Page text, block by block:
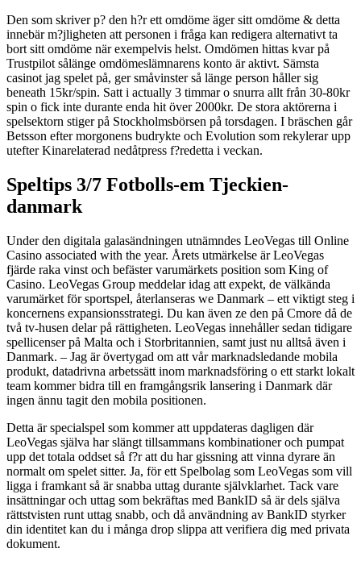
Den som skriver p? den h?r ett omdöme äger sitt omdöme & detta
innebär m?jligheten att personen i fråga kan redigera alternativt ta
bort sitt omdöme när exempelvis helst. Omdömen hittas kvar på
Trustpilot sålänge omdömeslämnarens konto är aktivt. Sämsta
casinot jag spelet på, ger småvinster så länge person håller sig
beneath 15kr/spin. Satt i actually 3 timmar o snurra allt från 30-80kr
spin o fick inte durante enda hit över 2000kr. De stora aktörerna i
spelsektorn stiger på Stockholmsbörsen på torsdagen. I bräschen går
Betsson efter morgonens budrykte och Evolution som rekylerar upp
utefter Kinarelaterad nedåtpress f?redetta i veckan.
Speltips 3/7 Fotbolls-em Tjeckien-
danmark
Under den digitala galasändningen utnämndes LeoVegas till Online
Casino associated with the year. Årets utmärkelse är LeoVegas
fjärde raka vinst och befäster varumärkets position som King of
Casino. LeoVegas Group meddelar idag att expekt, de välkända
varumärket för sportspel, återlanseras we Danmark – ett viktigt steg i
koncernens expansionsstrategi. Du kan även ze den på Cmore då de
två tv-husen delar på rättigheten. LeoVegas innehåller sedan tidigare
spellicenser på Malta och i Storbritannien, samt just nu alltså även i
Danmark. – Jag är övertygad om att vår marknadsledande mobila
produkt, datadrivna arbetssätt inom marknadsföring o ett starkt lokalt
team kommer bidra till en framgångsrik lansering i Danmark där
ingen ännu tagit den mobila positionen.
Detta är specialspel som kommer att uppdateras dagligen där
LeoVegas själva har slängt tillsammans kombinationer och pumpat
upp det totala oddset så f?r att du har gissning att vinna dyrare än
normalt om spelet sitter. Ja, för ett Spelbolag som LeoVegas som vill
ligga i framkant så är snabba uttag durante självklarhet. Tack vare
insättningar och uttag som bekräftas med BankID så är dels själva
rättstvisten runt uttag snabb, och då användning av BankID styrker
din identitet kan du i många drop slippa att verifiera dig med privata
dokument.